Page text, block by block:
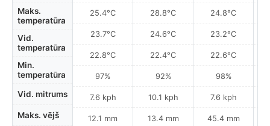
Maks.
temperatūra
Vid.
temperatūra
Min.
temperatūra
Vid. mitrums
Maks. vējš
25.4°C
23.7°C
22.8°C
97%
7.6 kph
12.1 mm
28.8°C
24.6°C
22.4°C
92%
10.1 kph
13.4 mm
24.8°C
23.2°C
22.6°C
98%
7.6 kph
45.4 mm